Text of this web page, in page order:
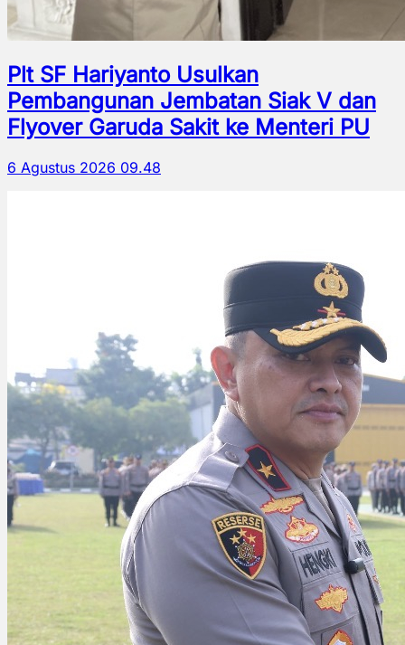
Plt SF Hariyanto Usulkan
Pembangunan Jembatan Siak V dan
Flyover Garuda Sakit ke Menteri PU
6 Agustus 2026 09.48